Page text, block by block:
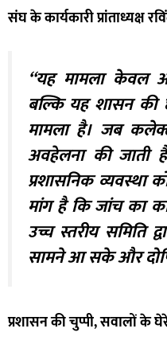
संघ के कार्यकारी प्रांताध्यक्ष
“यह मामला केवल
बल्कि यह शासन की
मामला है। जब
अवहेलना की जाती
प्रशासनिक व्यवस्था
मांग है कि जांच का
उच्च स्तरीय समिति
सामने आ सके और
प्रशासन की चुप्पी, सवालों के